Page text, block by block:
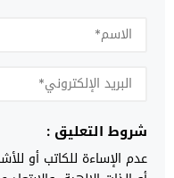
شروط التعليق :
عدم الإساءة للكاتب أو